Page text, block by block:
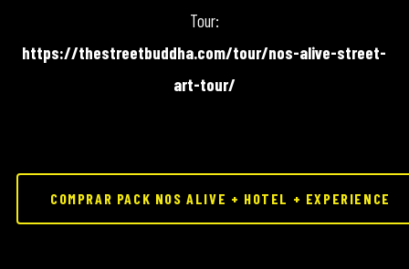
Tour:
https://thestreetbuddha.com/tour/nos-alive-street-
art-tour/
COMPRAR PACK NOS ALIVE + HOTEL + EXPERIENCE